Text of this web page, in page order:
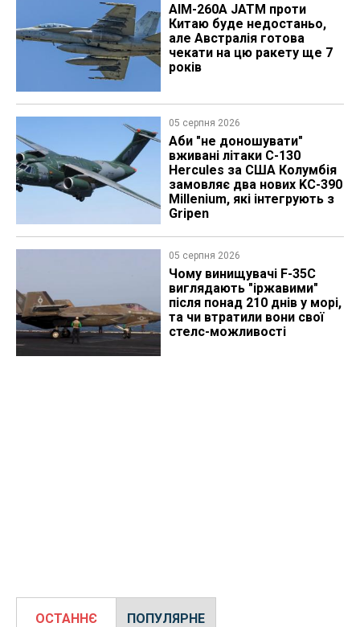
AIM-260A JATM проти
Китаю буде недостаньо,
але Австралія готова
чекати на цю ракету ще 7
років
05 серпня 2026
Аби "не доношувати"
вживані літаки C-130
Hercules за США Колумбія
замовляє два нових KC-390
Millenium, які інтегрують з
Gripen
05 серпня 2026
Чому винищувачі F-35C
виглядають "іржавими"
після понад 210 днів у морі,
та чи втратили вони свої
стелс-можливості
ОСТАННЄ ПОПУЛЯРНЕ